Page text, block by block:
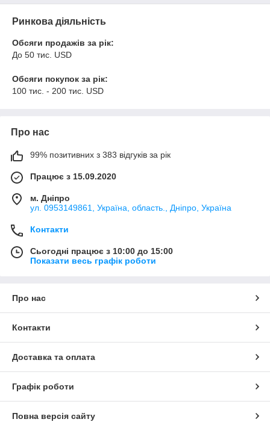
Ринкова діяльність
Обсяги продажів за рік:
До 50 тис. USD
Обсяги покупок за рік:
100 тис. - 200 тис. USD
Про нас
99% позитивних з 383 відгуків за рік
Працює з 15.09.2020
м. Дніпро
ул. 0953149861, Україна, область., Дніпро, Україна
Контакти
Сьогодні працює з 10:00 до 15:00
Показати весь графік роботи
Про нас
Контакти
Доставка та оплата
Графік роботи
Повна версія сайту